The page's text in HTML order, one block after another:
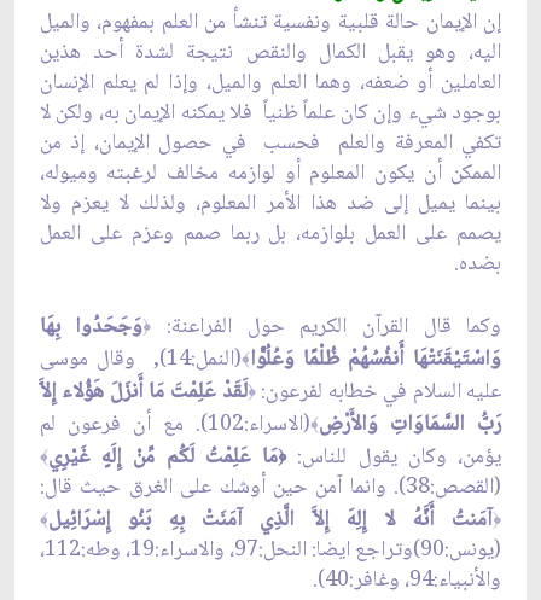
إن الإيمان حالة قلبية ونفسية تنشأ من العلم بمفهوم، والميل
اليه، وهو يقبل الكمال والنقص نتيجة لشدة أحد هذين
العاملين أو ضعفه، وهما العلم والميل، وإذا لم يعلم الإنسان
بوجود شي‏ء وإن كان علماً ظنياً فلا يمكنه الإيمان به، ولكن لا
تكفي المعرفة والعلم فحسب في حصول الإيمان، إذ من
الممكن أن يكون المعلوم أو لوازمه مخالف لرغبته وميوله،
بينما يميل إلى ضد هذا الأمر المعلوم، ولذلك لا يعزم ولا
يصمم على العمل بلوازمه، بل ربما صمم وعزم على العمل
بضده.
وكما قال القرآن الكريم حول الفراعنة:
﴿وَجَحَدُوا بِهَا
وَاسْتَيْقَنَتْهَا أَنفُسُهُمْ ظُلْمًا وَعُلُوًّا﴾
(النمل:14), وقال موسى
عليه السلام في خطابه لفرعون:﴿لَقَدْ عَلِمْتَ مَا أَنزَلَ هَؤُلاء إِلاَّ
رَبّ‏ُ السَّمَاوَاتِ وَالأَرْضِ﴾
(الاسراء:102). مع أن فرعون لم
يؤمن، وكان يقول للناس:﴿مَا عَلِمْتُ لَكُم مِّنْ إِلَهٍ غَيْرِي﴾
(القصص:38). وانما آمن حين أوشك على الغرق حيث قال:
﴿آمَنتُ أَنَّهُ لا إِلِهَ إِلاَّ الَّذِي آمَنَتْ بِهِ بَنُو إِسْرَائِيل﴾
(يونس:90)وتراجع ايضا: النحل:97، والاسراء:19، وطه:112،
والأنبياء:94، وغافر:40).